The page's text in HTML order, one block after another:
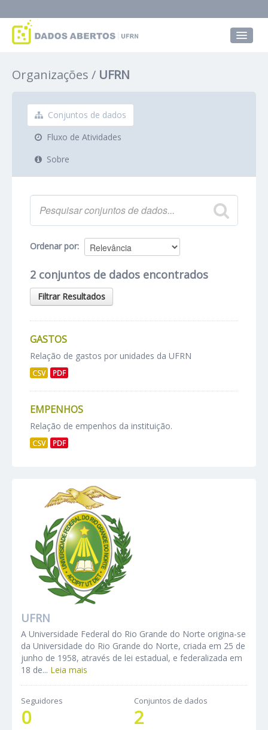
Grupos
Sobre
Organizações UFRN
Conjuntos de dados
Fluxo de Atividades
Sobre
Ordenar por
2 conjuntos de dados encontrados
Filtrar Resultados
GASTOS
Relação de gastos por unidades da UFRN
CSV PDF
EMPENHOS
Relação de empenhos da instituição.
CSV PDF
UFRN
A Universidade Federal do Rio Grande do Norte origina-se
da Universidade do Rio Grande do Norte, criada em 25 de
junho de 1958, através de lei estadual, e federalizada em
18 de... Leia mais
Seguidores
0
Conjuntos de dados
2